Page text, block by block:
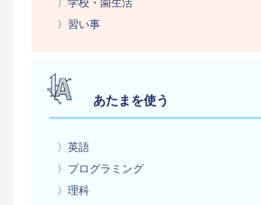
〉学校・園生活
〉習い事
あたまを使う
〉英語
〉プログラミング
〉理科